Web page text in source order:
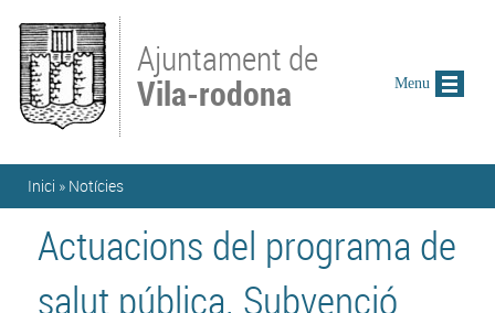
Ajuntament de
Vila-rodona
Esteu aquí
Inici » Notícies
Actuacions del programa de
salut pública. Subvenció
Menu